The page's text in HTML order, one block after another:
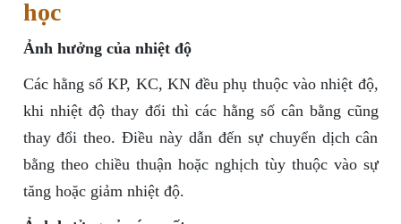
học
Ảnh hưởng của nhiệt độ
Các hằng số KP, KC, KN đều phụ thuộc vào nhiệt độ,
khi nhiệt độ thay đổi thì các hằng số cân bằng cũng
thay đổi theo. Điều này dẫn đến sự chuyển dịch cân
bằng theo chiều thuận hoặc nghịch tùy thuộc vào sự
tăng hoặc giảm nhiệt độ.